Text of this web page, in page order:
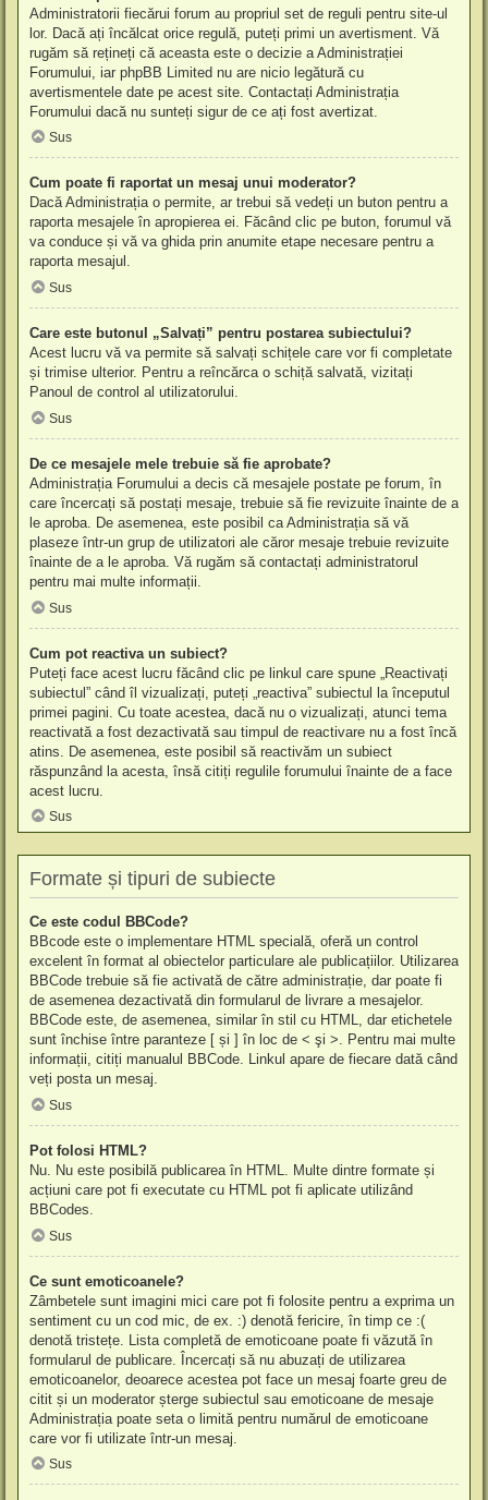
Administratorii fiecărui forum au propriul set de reguli pentru site-ul
lor. Dacă ați încălcat orice regulă, puteți primi un avertisment. Vă
rugăm să rețineți că aceasta este o decizie a Administrației
Forumului, iar phpBB Limited nu are nicio legătură cu
avertismentele date pe acest site. Contactați Administrația
Forumului dacă nu sunteți sigur de ce ați fost avertizat.
Sus
Cum poate fi raportat un mesaj unui moderator?
Dacă Administrația o permite, ar trebui să vedeți un buton pentru a
raporta mesajele în apropierea ei. Făcând clic pe buton, forumul vă
va conduce și vă va ghida prin anumite etape necesare pentru a
raporta mesajul.
Sus
Care este butonul „Salvați” pentru postarea subiectului?
Acest lucru vă va permite să salvați schițele care vor fi completate
și trimise ulterior. Pentru a reîncărca o schiță salvată, vizitați
Panoul de control al utilizatorului.
Sus
De ce mesajele mele trebuie să fie aprobate?
Administrația Forumului a decis că mesajele postate pe forum, în
care încercați să postați mesaje, trebuie să fie revizuite înainte de a
le aproba. De asemenea, este posibil ca Administrația să vă
plaseze într-un grup de utilizatori ale căror mesaje trebuie revizuite
înainte de a le aproba. Vă rugăm să contactați administratorul
pentru mai multe informații.
Sus
Cum pot reactiva un subiect?
Puteți face acest lucru făcând clic pe linkul care spune „Reactivați
subiectul” când îl vizualizați, puteți „reactiva” subiectul la începutul
primei pagini. Cu toate acestea, dacă nu o vizualizați, atunci tema
reactivată a fost dezactivată sau timpul de reactivare nu a fost încă
atins. De asemenea, este posibil să reactivăm un subiect
răspunzând la acesta, însă citiți regulile forumului înainte de a face
acest lucru.
Sus
Formate și tipuri de subiecte
Ce este codul BBCode?
BBcode este o implementare HTML specială, oferă un control
excelent în format al obiectelor particulare ale publicațiilor. Utilizarea
BBCode trebuie să fie activată de către administrație, dar poate fi
de asemenea dezactivată din formularul de livrare a mesajelor.
BBCode este, de asemenea, similar în stil cu HTML, dar etichetele
sunt închise între paranteze [ și ] în loc de < şi >. Pentru mai multe
informații, citiți manualul BBCode. Linkul apare de fiecare dată când
veți posta un mesaj.
Sus
Pot folosi HTML?
Nu. Nu este posibilă publicarea în HTML. Multe dintre formate și
acțiuni care pot fi executate cu HTML pot fi aplicate utilizând
BBCodes.
Sus
Ce sunt emoticoanele?
Zâmbetele sunt imagini mici care pot fi folosite pentru a exprima un
sentiment cu un cod mic, de ex. :) denotă fericire, în timp ce :(
denotă tristețe. Lista completă de emoticoane poate fi văzută în
formularul de publicare. Încercați să nu abuzați de utilizarea
emoticoanelor, deoarece acestea pot face un mesaj foarte greu de
citit și un moderator șterge subiectul sau emoticoane de mesaje
Administrația poate seta o limită pentru numărul de emoticoane
care vor fi utilizate într-un mesaj.
Sus